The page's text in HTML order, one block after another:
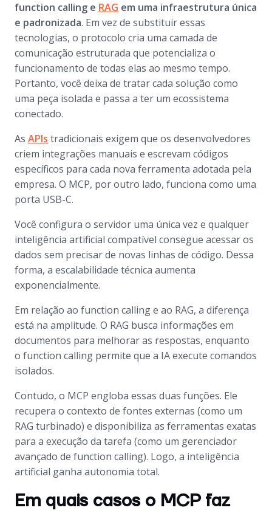
function calling e RAG em uma infraestrutura única
e padronizada. Em vez de substituir essas
tecnologias, o protocolo cria uma camada de
comunicação estruturada que potencializa o
funcionamento de todas elas ao mesmo tempo.
Portanto, você deixa de tratar cada solução como
uma peça isolada e passa a ter um ecossistema
conectado.
As APIs tradicionais exigem que os desenvolvedores
criem integrações manuais e escrevam códigos
específicos para cada nova ferramenta adotada pela
empresa. O MCP, por outro lado, funciona como uma
porta USB-C.
Você configura o servidor uma única vez e qualquer
inteligência artificial compatível consegue acessar os
dados sem precisar de novas linhas de código. Dessa
forma, a escalabilidade técnica aumenta
exponencialmente.
Em relação ao function callinge ao RAG, a diferença
está na amplitude. O RAG busca informações em
documentos para melhorar as respostas, enquanto
o function calling permite que a IA execute comandos
isolados.
Contudo, o MCP engloba essas duas funções. Ele
recupera o contexto de fontes externas (como um
RAG turbinado) e disponibiliza as ferramentas exatas
para a execução da tarefa (como um gerenciador
avançado de function calling). Logo, a inteligência
artificial ganha autonomia total.
Em quais casos o MCP faz